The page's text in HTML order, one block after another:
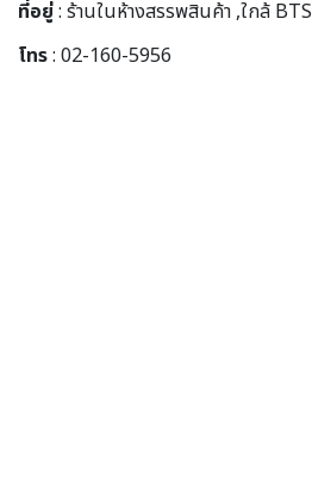
ที่อยู่: ร้านในห้างสรรพสินค้า ,ใกล้ BTS
โทร: 02-160-5956